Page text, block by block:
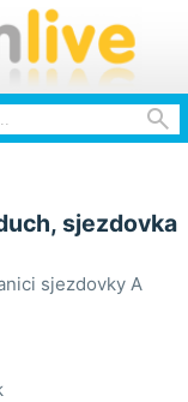

sjezdovka
sjezdovky A